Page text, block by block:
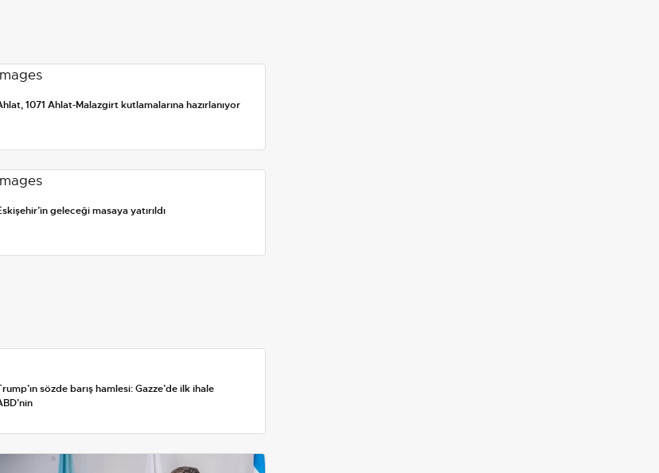
1071 Ahlat-Malazgirt kutlamalarına hazırlanıyor
geleceği masaya yatırıldı
sözde barış hamlesi: Gazze’de ilk ihale